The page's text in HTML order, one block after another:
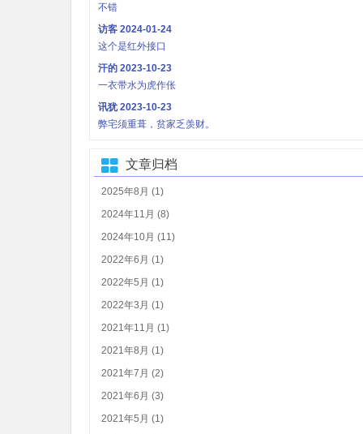
不错
访客2024-01-24
这个是红外接口
汗的2023-10-23
一衣带水为虎作伥
讯犹2023-10-23
弊宅须重葺，贫家乏羡财。
文章归档
2025年8月 (1)
2024年11月 (8)
2024年10月 (11)
2022年6月 (1)
2022年5月 (1)
2022年3月 (1)
2021年11月 (1)
2021年8月 (1)
2021年7月 (2)
2021年6月 (3)
2021年5月 (1)